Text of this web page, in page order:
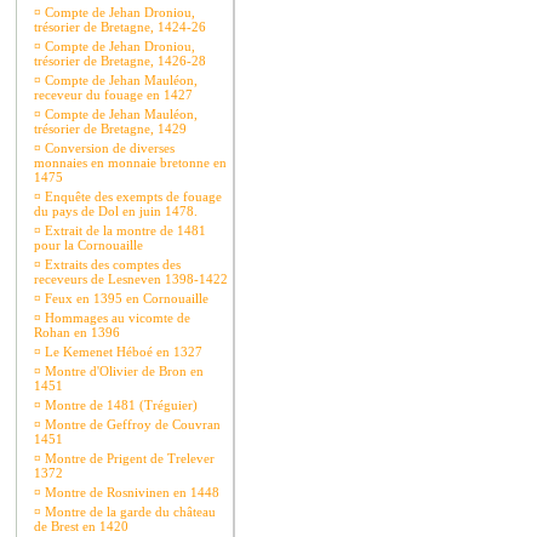
¤ Compte de Jehan Droniou,
trésorier de Bretagne, 1424-26
¤ Compte de Jehan Droniou,
trésorier de Bretagne, 1426-28
¤ Compte de Jehan Mauléon,
receveur du fouage en 1427
¤ Compte de Jehan Mauléon,
trésorier de Bretagne, 1429
¤ Conversion de diverses
monnaies en monnaie bretonne en
1475
¤ Enquête des exempts de fouage
du pays de Dol en juin 1478.
¤ Extrait de la montre de 1481
pour la Cornouaille
¤ Extraits des comptes des
receveurs de Lesneven 1398-1422
¤ Feux en 1395 en Cornouaille
¤ Hommages au vicomte de
Rohan en 1396
¤ Le Kemenet Héboé en 1327
¤ Montre d'Olivier de Bron en
1451
¤ Montre de 1481 (Tréguier)
¤ Montre de Geffroy de Couvran
1451
¤ Montre de Prigent de Trelever
1372
¤ Montre de Rosnivinen en 1448
¤ Montre de la garde du château
de Brest en 1420